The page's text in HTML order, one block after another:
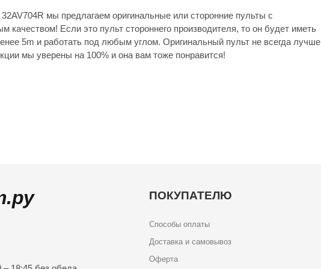
мы предлагаем оригинальные или сторонние пульты с
качеством! Если это пульт стороннего производителя, то он будет иметь
5m и работать под любым углом. Оригинальный пульт не всегда лучше
мы уверены на 100% и она вам тоже понравится!
ПОКУПАТЕЛЮ
Способы оплаты
Доставка и самовывоз
Оферта